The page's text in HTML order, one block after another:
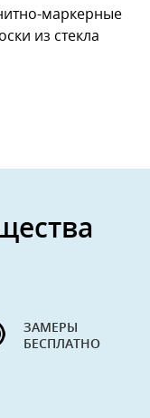
маркерные
из стекла
ЗАМЕРЫ
БЕСПЛАТНО